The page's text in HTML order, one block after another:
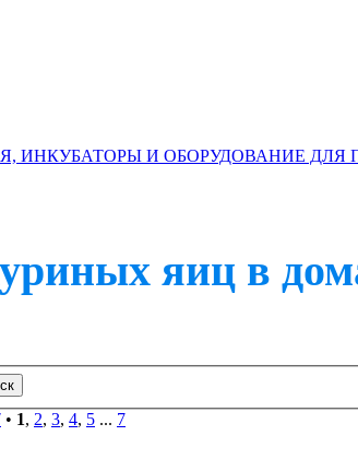
ИНКУБАТОРЫ И ОБОРУДОВАНИЕ ДЛЯ
яиц в
• 1, 2, 3, 4, 5 ... 7